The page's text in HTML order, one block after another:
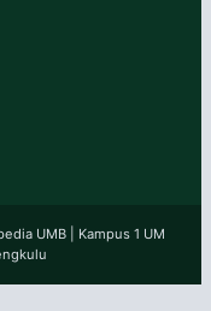
UMB | Kampus 1 UM